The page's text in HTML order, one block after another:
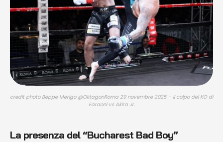
credit photo Beppe Merigo @OktagonRoma 29 novembre 2025 – Il colpo del KO di
Faraoni vs Akira Jr.
La presenza del “Bucharest Bad Boy”